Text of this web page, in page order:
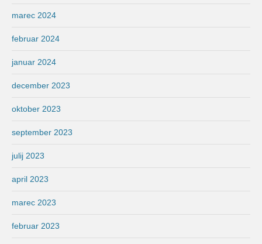
marec 2024
februar 2024
januar 2024
december 2023
oktober 2023
september 2023
julij 2023
april 2023
marec 2023
februar 2023